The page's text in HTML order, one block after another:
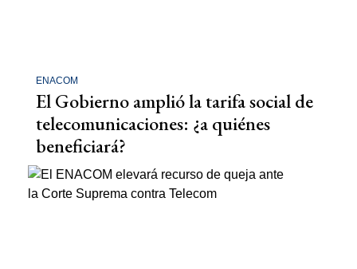
ENACOM
El Gobierno amplió la tarifa social de
telecomunicaciones: ¿a quiénes
beneficiará?